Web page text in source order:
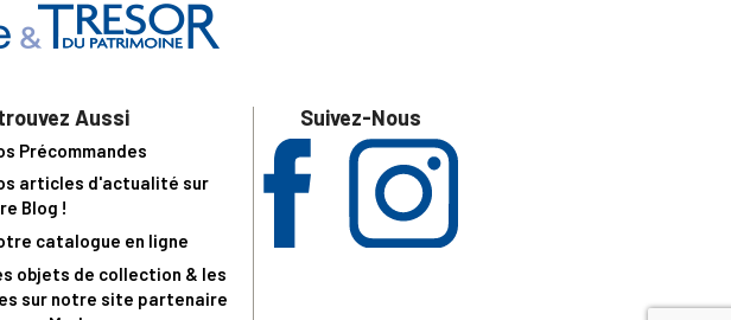
Aussi
Précommandes
articles d'actualité sur
Blog !
catalogue en ligne
objets de collection & les
sur notre site partenaire
Suivez-Nous